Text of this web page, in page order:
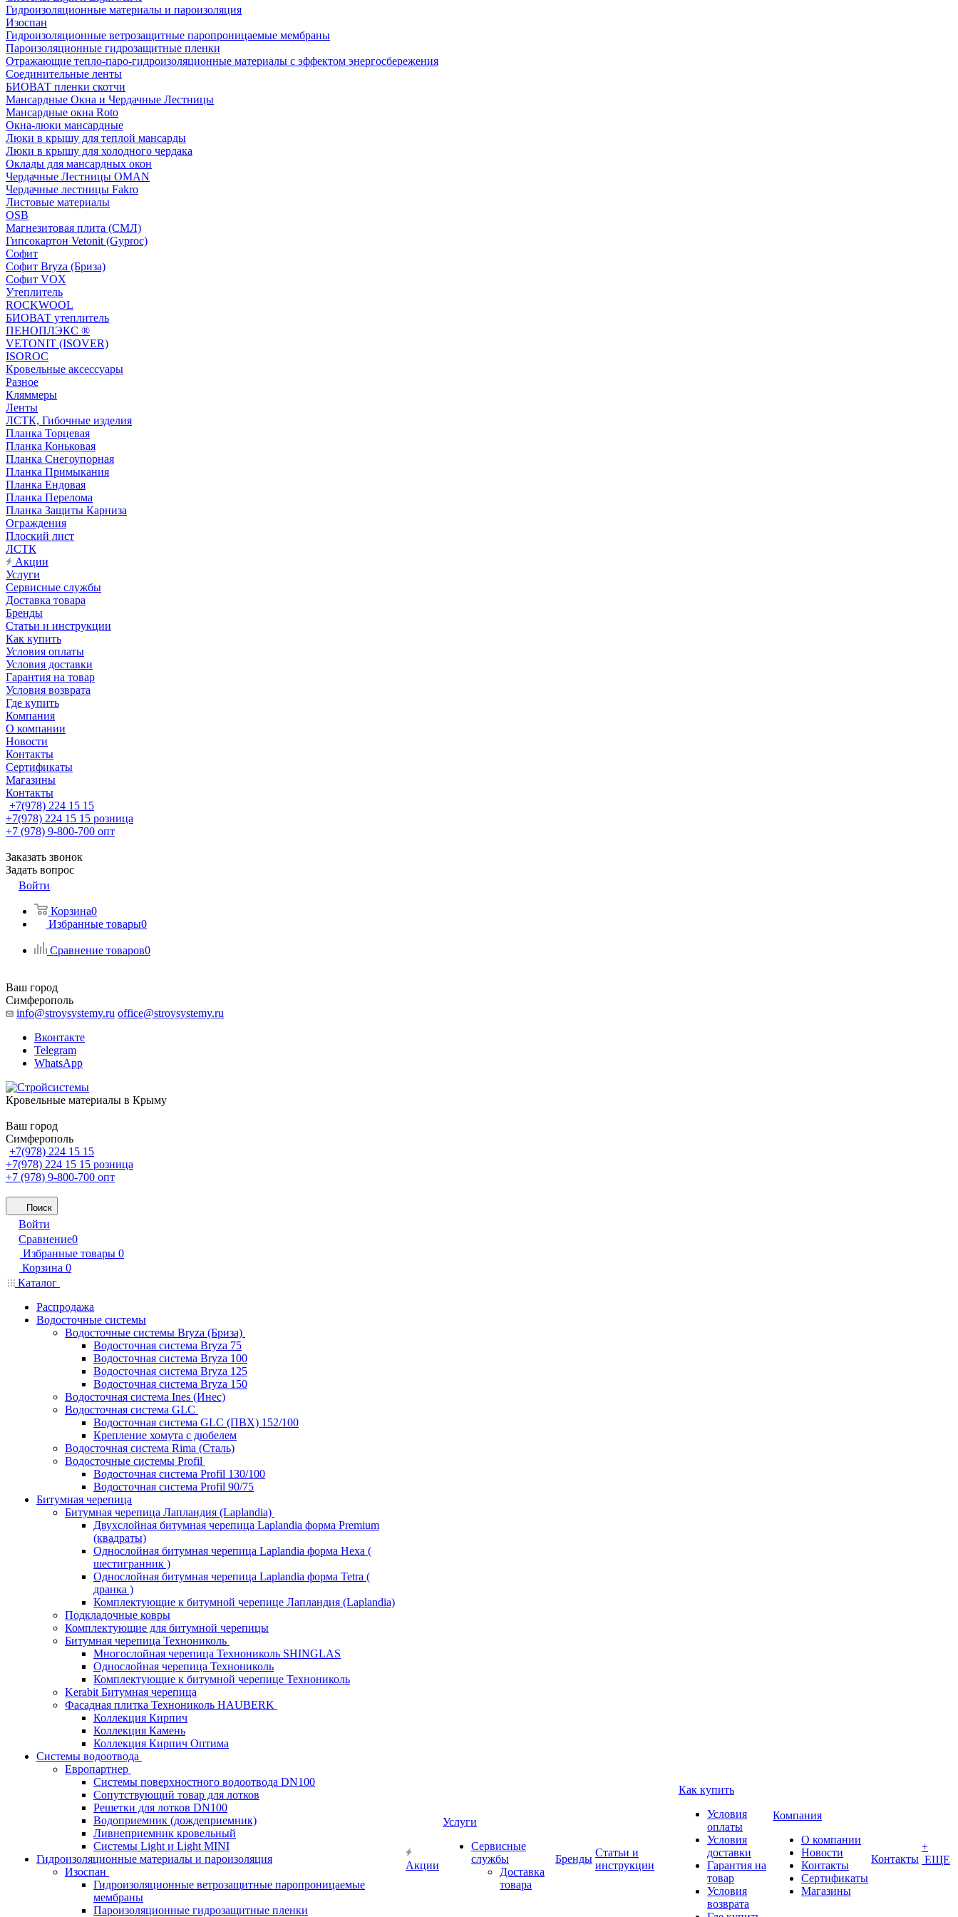
Гидроизоляционные материалы и пароизоляция
Изоспан
Гидроизоляционные ветрозащитные паропроницаемые мембраны
Пароизоляционные гидрозащитные пленки
Отражающие тепло-паро-гидроизоляционные материалы с эффектом энергосбережения
Соединительные ленты
БИОВАТ пленки скотчи
Мансардные Окна и Чердачные Лестницы
Мансардные окна Roto
Окна-люки мансардные
Люки в крышу для теплой мансарды
Люки в крышу для холодного чердака
Оклады для мансардных окон
Чердачные Лестницы OMAN
Чердачные лестницы Fakro
Листовые материалы
OSB
Магнезитовая плита (СМЛ)
Гипсокартон Vetonit (Gyproc)
Софит
Софит Bryza (Бриза)
Софит VOX
Утеплитель
ROCKWOOL
БИОВАТ утеплитель
ПЕНОПЛЭКС ®
VETONIT (ISOVER)
ISOROC
Кровельные аксессуары
Разное
Кляммеры
Ленты
ЛСТК, Гибочные изделия
Планка Торцевая
Планка Коньковая
Планка Снегоупорная
Планка Примыкания
Планка Ендовая
Планка Перелома
Планка Защиты Карниза
Ограждения
Плоский лист
ЛСТК
Акции
Услуги
Сервисные службы
Доставка товара
Бренды
Статьи и инструкции
Как купить
Условия оплаты
Условия доставки
Гарантия на товар
Условия возврата
Где купить
Компания
О компании
Новости
Контакты
Сертификаты
Магазины
Контакты
+7(978) 224 15 15
+7(978) 224 15 15 розница
+7 (978) 9-800-700 опт
Заказать звонок
Задать вопрос
Войти
Корзина0
Избранные товары0
Сравнение товаров0
Ваш город
Симферополь
info@stroysystemy.ru office@stroysystemy.ru
Вконтакте
Telegram
WhatsApp
Кровельные материалы в Крыму
Ваш город
Симферополь
+7(978) 224 15 15
+7(978) 224 15 15 розница
+7 (978) 9-800-700 опт
Поиск
Войти
Сравнение0
Избранные товары 0
Корзина 0
Каталог
Распродажа
Водосточные системы
Водосточные системы Bryza (Бриза)
Водосточная система Bryza 75
Водосточная система Bryza 100
Водосточная система Bryza 125
Водосточная система Bryza 150
Водосточная система Ines (Инес)
Водосточная система GLC
Водосточная система GLC (ПВХ) 152/100
Крепление хомута с дюбелем
Водосточная система Rima (Сталь)
Водосточные системы Profil
Водосточная система Profil 130/100
Водосточная система Profil 90/75
Битумная черепица
Битумная черепица Лапландия (Laplandia)
Двухслойная битумная черепица Laplandia форма Premium
(квадраты)
Однослойная битумная черепица Laplandia форма Hexa (
шестигранник )
Однослойная битумная черепица Laplandia форма Tetra (
дранка )
Комплектующие к битумной черепице Лапландия (Laplandia)
Подкладочные ковры
Комплектующие для битумной черепицы
Битумная черепица Технониколь
Многослойная черепица Технониколь SHINGLAS
Однослойная черепица Технониколь
Комплектующие к битумной черепице Технониколь
Kerabit Битумная черепица
Фасадная плитка Технониколь HAUBERK
Кол​лекция Кирпич
Кол​лекция Камень
Коллекция Кирпич Оптима
Системы водоотвода
Европартнер
Системы поверхностного водоотвода DN100
Сопутствующий товар для лотков
Решетки для лотков DN100
Водоприемник (дождеприемник)
Ливнеприемник кровельный
Системы Light и Light MINI
Гидроизоляционные материалы и пароизоляция
Изоспан
Гидроизоляционные ветрозащитные паропроницаемые
мембраны
Пароизоляционные гидрозащитные пленки
Акции
Услуги
Сервисные
службы
Доставка
товара
Бренды
Статьи и
инструкции
Как купить
Условия
оплаты
Условия
доставки
Гарантия на
товар
Условия
возврата
Компания
О компании
Новости
Контакты
Сертификаты
Магазины
Контакты
+
ЕЩЕ